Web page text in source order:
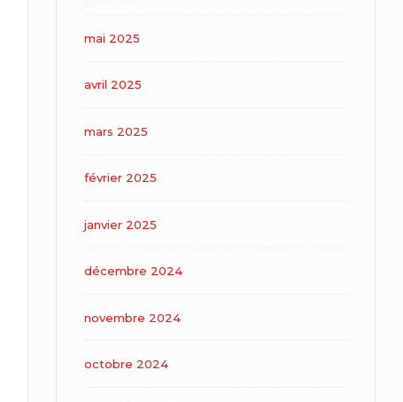
mai 2025
avril 2025
mars 2025
février 2025
janvier 2025
décembre 2024
novembre 2024
octobre 2024